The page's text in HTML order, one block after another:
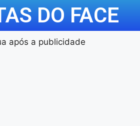
DO FACE
após a publicidade